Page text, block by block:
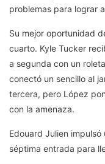
problemas para lograr
Su mejor oportunidad
cuarto. Kyle Tucker
a segunda con un
conectó un sencillo al
tercera, pero López
con la amenaza.
Edouard Julien
séptima entrada para